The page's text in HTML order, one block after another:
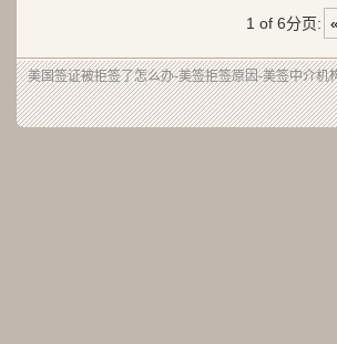
1 of 6分页: «
美国签证被拒签了怎么办-美签拒签原因-美签中介